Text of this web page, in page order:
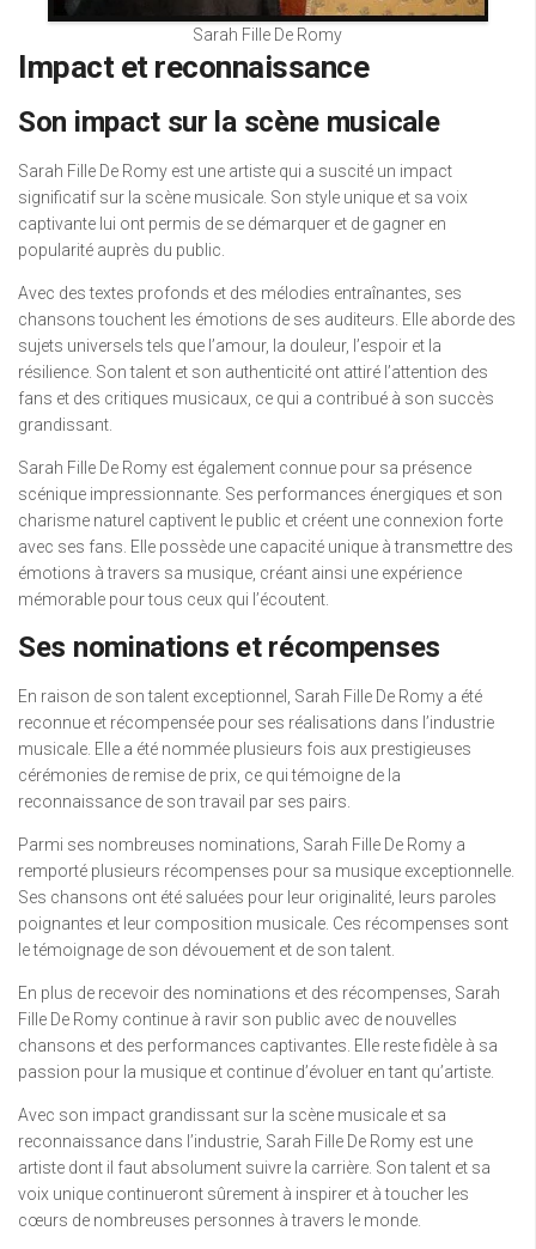
Sarah Fille De Romy
Impact et reconnaissance
Son impact sur la scène musicale
Sarah Fille De Romy est une artiste qui a suscité un impact
significatif sur la scène musicale. Son style unique et sa voix
captivante lui ont permis de se démarquer et de gagner en
popularité auprès du public.
Avec des textes profonds et des mélodies entraînantes, ses
chansons touchent les émotions de ses auditeurs. Elle aborde des
sujets universels tels que l’amour, la douleur, l’espoir et la
résilience. Son talent et son authenticité ont attiré l’attention des
fans et des critiques musicaux, ce qui a contribué à son succès
grandissant.
Sarah Fille De Romy est également connue pour sa présence
scénique impressionnante. Ses performances énergiques et son
charisme naturel captivent le public et créent une connexion forte
avec ses fans. Elle possède une capacité unique à transmettre des
émotions à travers sa musique, créant ainsi une expérience
mémorable pour tous ceux qui l’écoutent.
Ses nominations et récompenses
En raison de son talent exceptionnel, Sarah Fille De Romy a été
reconnue et récompensée pour ses réalisations dans l’industrie
musicale. Elle a été nommée plusieurs fois aux prestigieuses
cérémonies de remise de prix, ce qui témoigne de la
reconnaissance de son travail par ses pairs.
Parmi ses nombreuses nominations, Sarah Fille De Romy a
remporté plusieurs récompenses pour sa musique exceptionnelle.
Ses chansons ont été saluées pour leur originalité, leurs paroles
poignantes et leur composition musicale. Ces récompenses sont
le témoignage de son dévouement et de son talent.
En plus de recevoir des nominations et des récompenses, Sarah
Fille De Romy continue à ravir son public avec de nouvelles
chansons et des performances captivantes. Elle reste fidèle à sa
passion pour la musique et continue d’évoluer en tant qu’artiste.
Avec son impact grandissant sur la scène musicale et sa
reconnaissance dans l’industrie, Sarah Fille De Romy est une
artiste dont il faut absolument suivre la carrière. Son talent et sa
voix unique continueront sûrement à inspirer et à toucher les
cœurs de nombreuses personnes à travers le monde.